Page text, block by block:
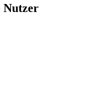
Nutzer